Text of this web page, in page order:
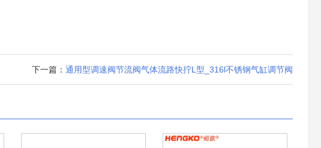
下一篇： 通用型调速阀节流阀气体流路快拧L型_316l不锈钢气缸调节阀